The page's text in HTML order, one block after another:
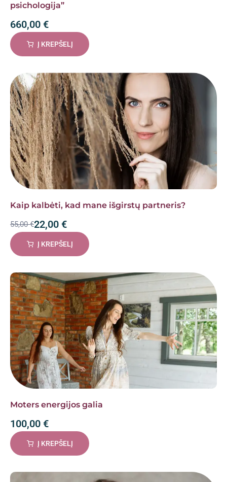
psichologija”
660,00 €
Į KREPŠELĮ
Kaip kalbėti, kad mane išgirstų partneris?
55,00€22,00 €
Į KREPŠELĮ
Moters energijos galia
100,00 €
Į KREPŠELĮ